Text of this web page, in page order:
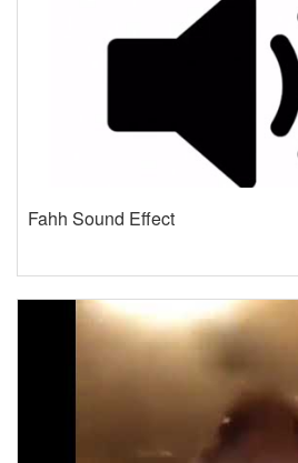
Fahh Sound Effect